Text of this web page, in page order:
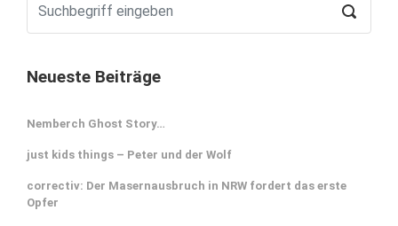
Neueste Beiträge
Nemberch Ghost Story…
just kids things – Peter und der Wolf
correctiv: Der Masernausbruch in NRW fordert das erste
Opfer